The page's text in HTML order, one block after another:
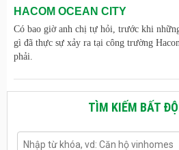
HACOM OCEAN CITY
Có bao giờ anh chị tự hỏi, trước khi
gì đã thực sự xảy ra tại công trường
phải.
TÌM KIẾM BẤT